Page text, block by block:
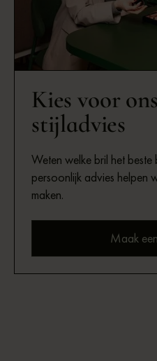
Kies voor
stijladvies
Weten welke bril het
persoonlijk advies helpen
maken.
Maak